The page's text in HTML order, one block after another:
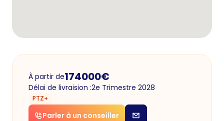
À partir de174000€
Délai de livraision :2e Trimestre 2028
PTZ+
Parler à un conseiller